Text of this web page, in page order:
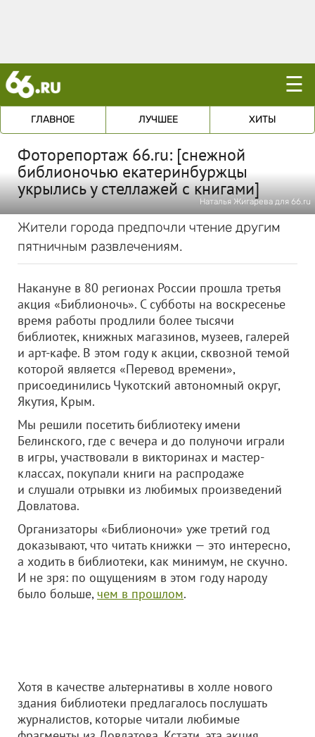
☰
ГЛАВНОЕ ЛУЧШЕЕ ХИТЫ
Фоторепортаж 66.ru: [снежной
библионочью екатеринбуржцы
укрылись у стеллажей с книгами]
Наталья Жигарева для 66.ru
Жители города предпочли чтение другим
пятничным развлечениям.
Накануне в 80 регионах России прошла третья
акция «Библионочь». С субботы на воскресенье
время работы продлили более тысячи
библиотек, книжных магазинов, музеев, галерей
и арт-кафе. В этом году к акции, сквозной темой
которой является «Перевод времени»,
присоединились Чукотский автономный округ,
Якутия, Крым.
Мы решили посетить библиотеку имени
Белинского, где с вечера и до полуночи играли
в игры, участвовали в викторинах и мастер-
классах, покупали книги на распродаже
и слушали отрывки из любимых произведений
Довлатова.
Организаторы «Библионочи» уже третий год
доказывают, что читать книжки — это интересно,
а ходить в библиотеки, как минимум, не скучно.
И не зря: по ощущениям в этом году народу
было больше,чем в прошлом.
Хотя в качестве альтернативы в холле нового
здания библиотеки предлагалось послушать
журналистов, которые читали любимые